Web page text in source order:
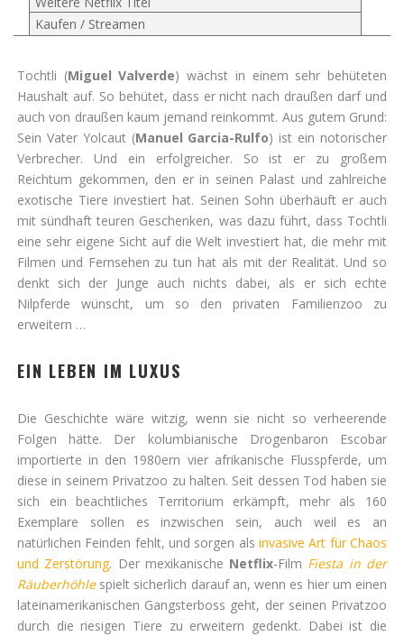
Kaufen / Streamen
Tochtli (Miguel Valverde) wächst in einem sehr behüteten
Haushalt auf. So behütet, dass er nicht nach draußen darf und
auch von draußen kaum jemand reinkommt. Aus gutem Grund:
Sein Vater Yolcaut (Manuel Garcia-Rulfo) ist ein notorischer
Verbrecher. Und ein erfolgreicher. So ist er zu großem
Reichtum gekommen, den er in seinen Palast und zahlreiche
exotische Tiere investiert hat. Seinen Sohn überhäuft er auch
mit sündhaft teuren Geschenken, was dazu führt, dass Tochtli
eine sehr eigene Sicht auf die Welt investiert hat, die mehr mit
Filmen und Fernsehen zu tun hat als mit der Realität. Und so
denkt sich der Junge auch nichts dabei, als er sich echte
Nilpferde wünscht, um so den privaten Familienzoo zu
erweitern …
EIN LEBEN IM LUXUS
Die Geschichte wäre witzig, wenn sie nicht so verheerende
Folgen hätte. Der kolumbianische Drogenbaron Escobar
importierte in den 1980ern vier afrikanische Flusspferde, um
diese in seinem Privatzoo zu halten. Seit dessen Tod haben sie
sich ein beachtliches Territorium erkämpft, mehr als 160
Exemplare sollen es inzwischen sein, auch weil es an
natürlichen Feinden fehlt, und sorgen als invasive Art für Chaos
und Zerstörung. Der mexikanische Netflix-Film Fiesta in der
Räuberhöhlespielt sicherlich darauf an, wenn es hier um einen
lateinamerikanischen Gangsterboss geht, der seinen Privatzoo
durch die riesigen Tiere zu erweitern gedenkt. Dabei ist die